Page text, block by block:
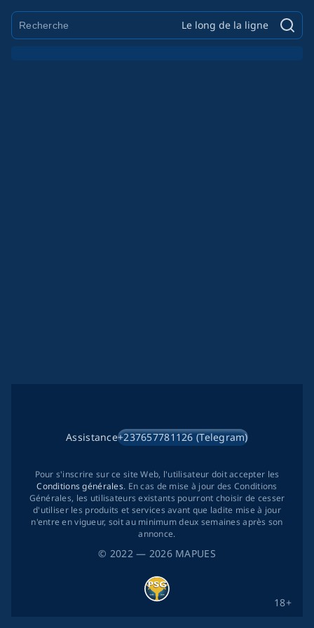
Le long de la ligne
© 2022— 2026 MAPUES
Assistance+237657781126 (Telegram)
18+
Pour s'inscrire sur ce site Web, l'utilisateur doit accepter les
Conditions générales. En cas de mise à jour des Conditions
Générales, les utilisateurs existants pourront choisir de cesser
d'utiliser les produits et services avant que ladite mise à jour
n'entre en vigueur, soit au minimum deux semaines après son
annonce.